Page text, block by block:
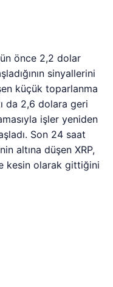
önce 2,2 dolar
sinyallerini
küçük toparlanma
da 2,6 dolara geri
işler yeniden
Son 24 saat
altına düşen XRP,
kesin olarak gittiğini